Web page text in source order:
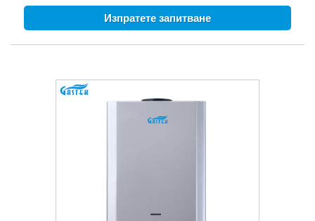
продажбата и навременна доставка.
Изпратете запитване